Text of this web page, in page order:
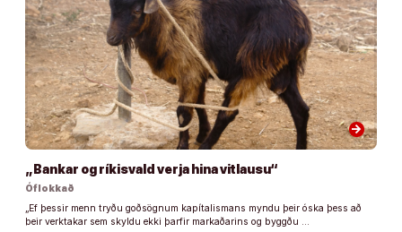
arrow_forward
„Bankar og ríkisvald verja hina vitlausu“
Óflokkað
„Ef þessir menn tryðu goðsögnum kapítalismans myndu þeir óska þess að
þeir verktakar sem skyldu ekki þarfir markaðarins og byggðu …